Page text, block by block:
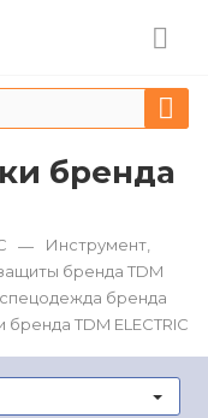
бренда
—
Инструмент,
бренда TDM
бренда
TDM ЕLECTRIC